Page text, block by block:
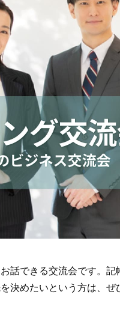
話できる交流会です。記
決めたいという方は、ぜ